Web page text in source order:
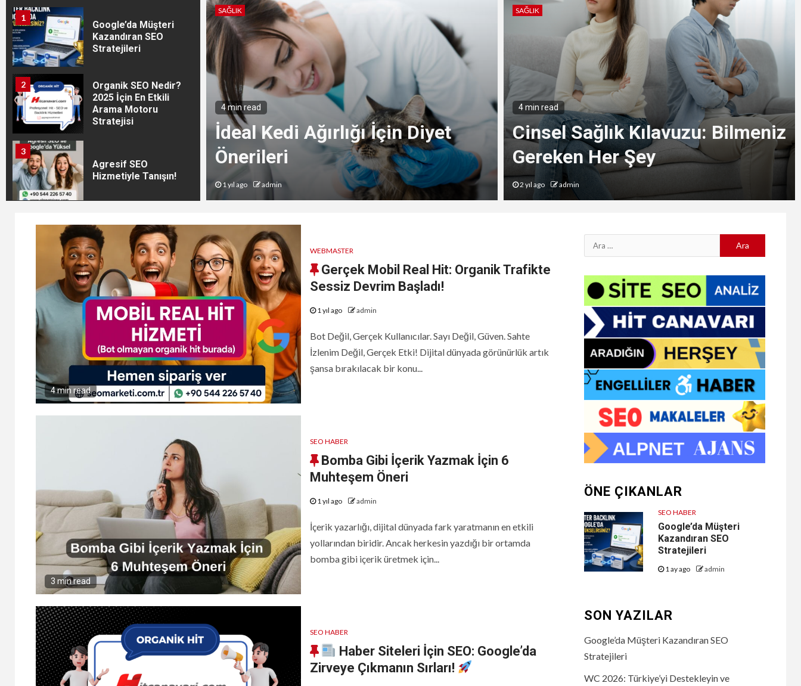
1
Google’da Müşteri
Kazandıran SEO
Stratejileri
2
Organik SEO Nedir?
2025 İçin En Etkili
Arama Motoru
Stratejisi
3
Agresif SEO
Hizmetiyle Tanışın!
Footer Backlink’in
Gücüyle Zirveye!
SEO
YAPMAYANLARIN
HİKAYESİ HEP AYNI:
“NEDEN HİÇ TRAFİK
Google’da Müşteri
Kazandıran SEO
Stratejileri
Agresif SEO
Hizmetiyle Tanışın!
Kılavuzu: Bilmeniz
Şey
SAĞLIK
3 min read
Beslenme Programınıza
Ekleyebileceğiniz Diyet
Önerileri
2 yıl ago admin
SAĞLIK
4 min read
Beylikdüzü’nde Çocuklar İçin En
İyi Psikolog Seçenekleri
2 yıl ago admin
4 min read
WEBMASTER
Gerçek Mobil Real Hit: Organik Trafikte
Sessiz Devrim Başladı!
1 yıl ago admin
Bot Değil, Gerçek Kullanıcılar. Sayı Değil, Güven. Sahte
İzlenim Değil, Gerçek Etki! Dijital dünyada görünürlük artık
şansa bırakılacak bir konu...
3 min read
SEO HABER
Bomba Gibi İçerik Yazmak İçin 6
Muhteşem Öneri
1 yıl ago admin
İçerik yazarlığı, dijital dünyada fark yaratmanın en etkili
yollarından biridir. Ancak herkesin yazdığı bir ortamda
bomba gibi içerik üretmek için...
SEO HABER
Haber Siteleri İçin SEO: Google’da
Zirveye Çıkmanın Sırları!
Arama:
ÖNE ÇIKANLAR
SEO HABER
Google’da Müşteri
Kazandıran SEO
Stratejileri
1 ay ago admin
SON YAZILAR
Google’da Müşteri Kazandıran SEO
Stratejileri
WC 2026: Türkiye’yi Destekleyin ve